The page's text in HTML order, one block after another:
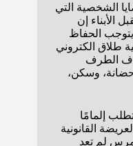
الشخصية التي
الأبناء إن
يتوجب الحفاظ
طلاق الكتروني
الطرف
وسكن،
إلمامًا
القانونية
لم تعد